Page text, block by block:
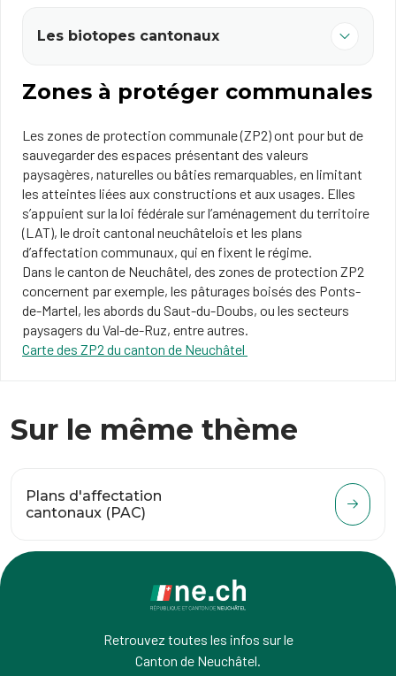
Les biotopes cantonaux
Zones à protéger communales
Les zones de protection communale (ZP2) ont pour but de
sauvegarder des espaces présentant des valeurs
paysagères, naturelles ou bâties remarquables, en limitant
les atteintes liées aux constructions et aux usages. Elles
s’appuient sur la loi fédérale sur l’aménagement du territoire
(LAT), le droit cantonal neuchâtelois et les plans
d’affectation communaux, qui en fixent le régime.
Dans le canton de Neuchâtel, des zones de protection ZP2
concernent par exemple, les pâturages boisés des Ponts-
de-Martel, les abords du Saut-du-Doubs, ou les secteurs
paysagers du Val-de-Ruz, entre autres.
Carte des ZP2 du canton de Neuchâtel
Sur le même thème
Plans d'affectation
cantonaux (PAC)
Retrouvez toutes les infos sur le
Canton de Neuchâtel.